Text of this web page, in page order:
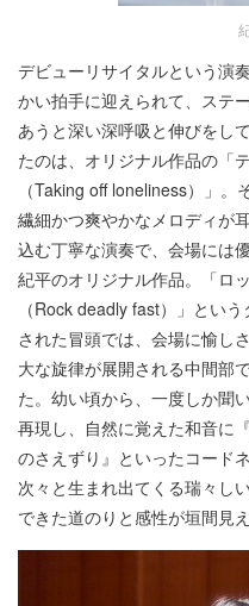
デビューリサイタルという演
かい拍手に迎えられて、ステ
あうと深い深呼吸と伸びをし
たのは、オリジナル作品の「
（Taking off loneliness）」
繊細かつ爽やかなメロディが
込む丁寧な演奏で、会場には
紀平のオリジナル作品。「ロ
（Rock deadly fast）」とい
された冒頭では、会場に愉し
大な旋律が展開される中間部
た。幼い頃から、一度しか聞
再現し、自然に覚えた和音に
のさえずり』といったコード
次々と生まれ出てくる瑞々し
できた道のりと感性が垣間見